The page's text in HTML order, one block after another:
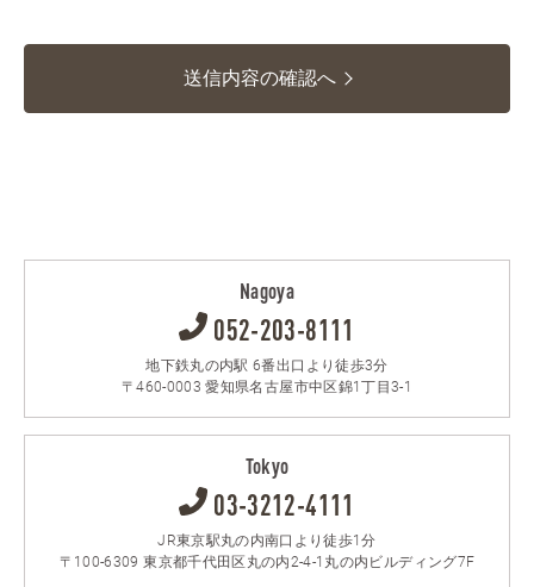
送信内容の確認へ
Nagoya
052-203-8111
地下鉄丸の内駅 6番出口より徒歩3分
〒460-0003 愛知県名古屋市中区錦1丁目3-1
Tokyo
03-3212-4111
JR東京駅丸の内南口より徒歩1分
〒100-6309 東京都千代田区丸の内2-4-1丸の内ビルディング7F